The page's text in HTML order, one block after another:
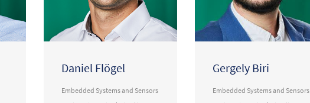
Daniel Flögel
Embedded Systems and Sensors
Gergely Biri
Embedded Systems and Sensors